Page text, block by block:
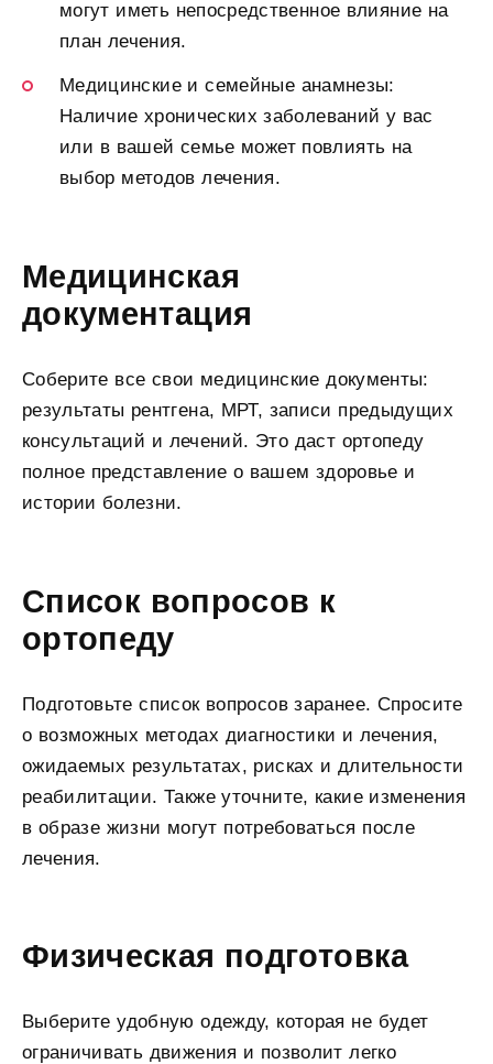
могут иметь непосредственное влияние на
план лечения.
Медицинские и семейные анамнезы:
Наличие хронических заболеваний у вас
или в вашей семье может повлиять на
выбор методов лечения.
Медицинская
документация
Соберите все свои медицинские документы:
результаты рентгена, МРТ, записи предыдущих
консультаций и лечений. Это даст ортопеду
полное представление о вашем здоровье и
истории болезни.
Список вопросов к
ортопеду
Подготовьте список вопросов заранее. Спросите
о возможных методах диагностики и лечения,
ожидаемых результатах, рисках и длительности
реабилитации. Также уточните, какие изменения
в образе жизни могут потребоваться после
лечения.
Физическая подготовка
Выберите удобную одежду, которая не будет
ограничивать движения и позволит легко